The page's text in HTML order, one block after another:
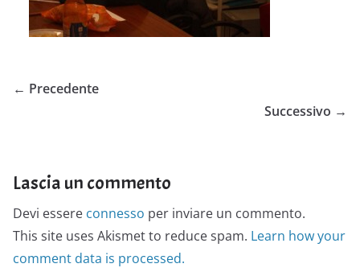
← Precedente
Successivo →
Lascia un commento
Devi essere connesso per inviare un commento.
This site uses Akismet to reduce spam. Learn how your
comment data is processed.